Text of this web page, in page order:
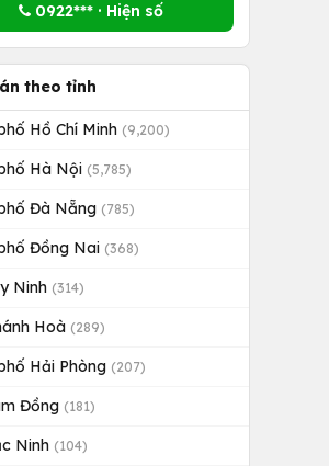
0922*** · Hiện số
theo tỉnh
Hồ Chí Minh (9,200)
Hà Nội (5,785)
Đà Nẵng (785)
Đồng Nai (368)
Ninh (314)
Hoà (289)
Hải Phòng (207)
Đồng (181)
Ninh (104)